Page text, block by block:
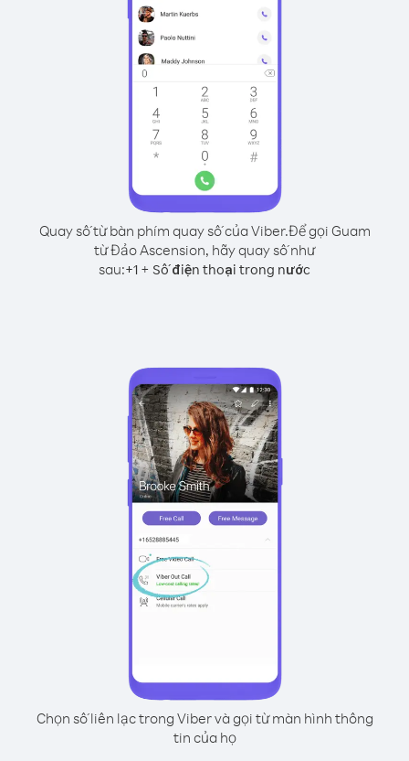
Quay số từ bàn phím quay số của Viber.Để gọi Guam
từ Đảo Ascension, hãy quay số như
sau:+1 + Số điện thoại trong nước
Chọn số liên lạc trong Viber và gọi từ màn hình thông
tin của họ